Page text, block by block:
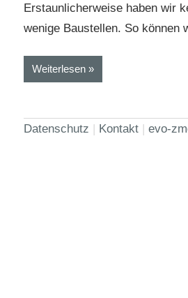
Erstaunlicherweise haben wir
wenige Baustellen. So können
Weiterlesen
Datenschutz Kontakt evo-